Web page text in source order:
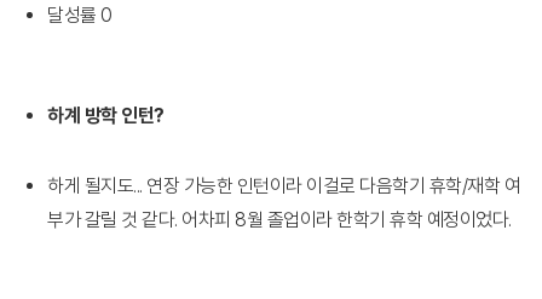
달성률 0
하계 방학 인턴?
하게 될지도... 연장 가능한 인턴이라 이걸로 다음학기 휴학/재학 여
부가 갈릴 것 같다. 어차피 8월 졸업이라 한학기 휴학 예정이었다.